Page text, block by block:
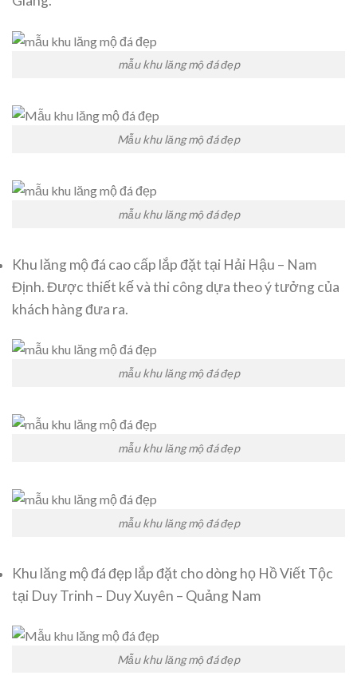
mẫu khu lăng mộ đá đẹp
Mẫu khu lăng mộ đá đẹp
mẫu khu lăng mộ đá đẹp
Khu lăng mộ đá cao cấp lắp đặt tại Hải Hậu – Nam
Định. Được thiết kế và thi công dựa theo ý tưởng của
khách hàng đưa ra.
mẫu khu lăng mộ đá đẹp
mẫu khu lăng mộ đá đẹp
mẫu khu lăng mộ đá đẹp
Khu lăng mộ đá đẹp lắp đặt cho dòng họ Hồ Viết Tộc
tại Duy Trinh – Duy Xuyên – Quảng Nam
Mẫu khu lăng mộ đá đẹp